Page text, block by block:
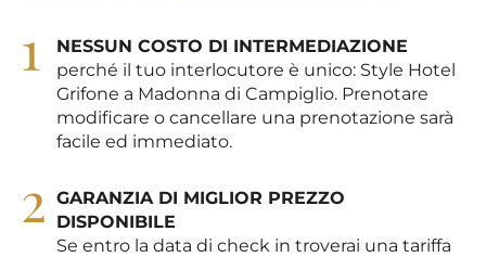
1
NESSUN COSTO DI INTERMEDIAZIONE
perché il tuo interlocutore è unico: Style Hotel
Grifone a Madonna di Campiglio. Prenotare
modificare o cancellare una prenotazione sarà
facile ed immediato.
2 GARANZIA DI MIGLIOR PREZZO
DISPONIBILE
Se entro la data di check in troverai una tariffa